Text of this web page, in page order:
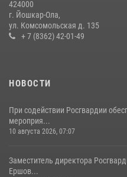
(видео)
11 июля 2026, 06:20 9
28 июля 2026, 11:52
424000
г. Йошкар-Ола,
ул. Комсомольская д. 135
+ 7 (8362) 42-01-49
НОВОСТИ
При содействии Росгвардии
мероприя...
10 августа 2026, 07:07
Заместитель директора
Ершов...